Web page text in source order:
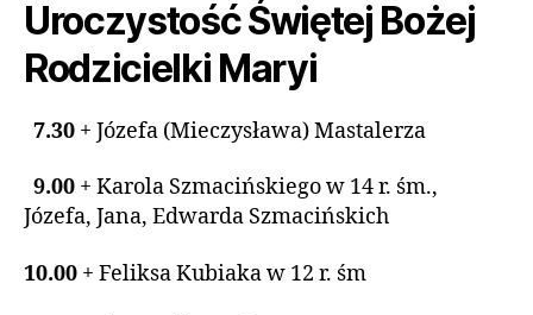
Uroczystość Świętej Bożej
Rodzicielki Maryi
7.30 + Józefa (Mieczysława) Mastalerza
9.00 + Karola Szmacińskiego w 14 r. śm.,
Józefa, Jana, Edwarda Szmacińskich
10.00 + Feliksa Kubiaka w 12 r. śm